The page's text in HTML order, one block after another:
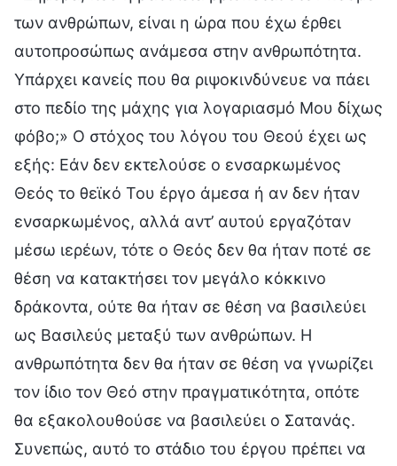
των ανθρώπων, είναι η ώρα που έχω έρθει
αυτοπροσώπως ανάμεσα στην ανθρωπότητα.
Υπάρχει κανείς που θα ριψοκινδύνευε να πάει
στο πεδίο της μάχης για λογαριασμό Μου δίχως
φόβο;» Ο στόχος του λόγου του Θεού έχει ως
εξής: Εάν δεν εκτελούσε ο ενσαρκωμένος
Θεός το θεϊκό Του έργο άμεσα ή αν δεν ήταν
ενσαρκωμένος, αλλά αντ’ αυτού εργαζόταν
μέσω ιερέων, τότε ο Θεός δεν θα ήταν ποτέ σε
θέση να κατακτήσει τον μεγάλο κόκκινο
δράκοντα, ούτε θα ήταν σε θέση να βασιλεύει
ως Βασιλεύς μεταξύ των ανθρώπων. Η
ανθρωπότητα δεν θα ήταν σε θέση να γνωρίζει
τον ίδιο τον Θεό στην πραγματικότητα, οπότε
θα εξακολουθούσε να βασιλεύει ο Σατανάς.
Συνεπώς, αυτό το στάδιο του έργου πρέπει να